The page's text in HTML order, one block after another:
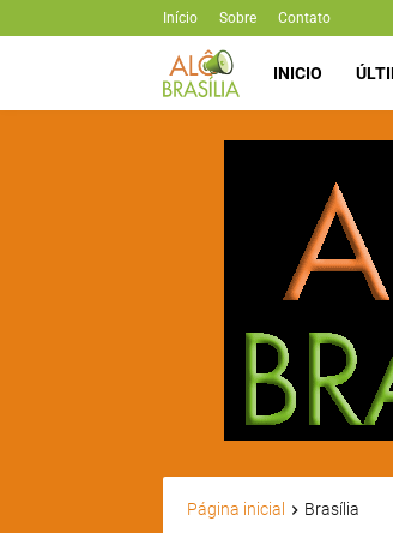
Início Sobre Contato
INICIO
Página inicial Brasília